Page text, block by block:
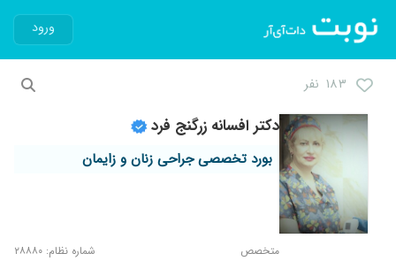
ورود
۱۸۳ نفر
دکتر افسانه زرگنج فرد
بورد تخصصی جراحی زنان و زایمان
متخصص شماره نظام: ۲۸۸۸۰